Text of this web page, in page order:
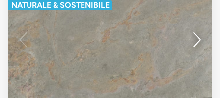
NATURALE & SOSTENIBILE